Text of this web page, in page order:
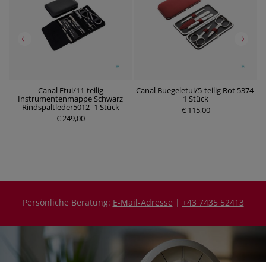
Canal Etui/11-teilig
Instrumentenmappe Schwarz
Rindspaltleder5012- 1 Stück
€ 249,00
Canal Buegeletui/5-teilig Rot 5374-
1 Stück
€ 115,00
P
r
Persönliche Beratung: E-Mail-Adresse | +43 7435 52413